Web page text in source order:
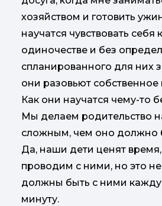
хозяйством и готовить
научатся чувствовать
одиночестве и без
спланированного для них
они разовьют
Как они научатся чему-то
Мы делаем родительство
сложным, чем оно должно
Да, наши дети ценят
проводим с ними, но это
должны быть с ними
минуту.